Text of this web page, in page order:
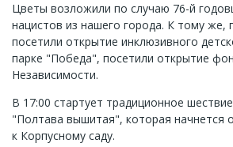
Цветы возложили по случаю 76-й
нацистов из нашего города. К тому же,
посетили открытие инклюзивного
парке "Победа", посетили открытие
Независимости.
В 17:00 стартует традиционное
"Полтава вышитая", которая начнется
к Корпусному саду.